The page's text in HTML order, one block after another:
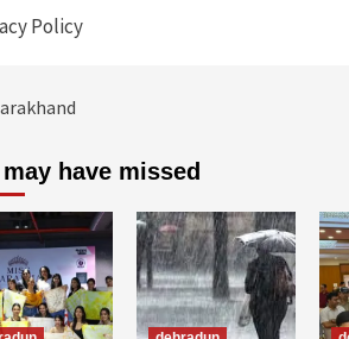
Policy
have missed